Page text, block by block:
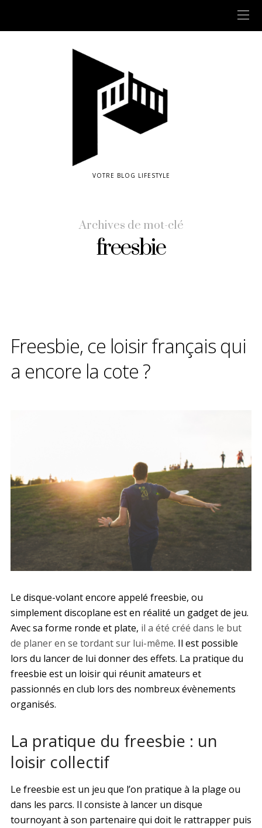
VOTRE BLOG LIFESTYLE
Archives de mot-clé
freesbie
Freesbie, ce loisir français qui
a encore la cote ?
Le disque-volant encore appelé freesbie, ou
simplement discoplane est en réalité un gadget de jeu.
Avec sa forme ronde et plate, il a été créé dans le but
de planer en se tordant sur lui-même. Il est possible
lors du lancer de lui donner des effets. La pratique du
freesbie est un loisir qui réunit amateurs et
passionnés en club lors des nombreux évènements
organisés.
La pratique du freesbie : un
loisir collectif
Le freesbie est un jeu que l’on pratique à la plage ou
dans les parcs. Il consiste à lancer un disque
tournoyant à son partenaire qui doit le rattrapper puis